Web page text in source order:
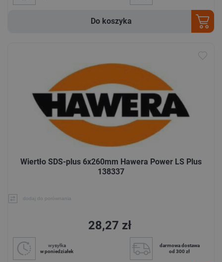
Do koszyka
Wiertło SDS-plus 6x260mm Hawera Power LS Plus
138337
dodaj do porównania
28,27 zł
wysyłka
w poniedziałek
darmowa dostawa
od 300 zł